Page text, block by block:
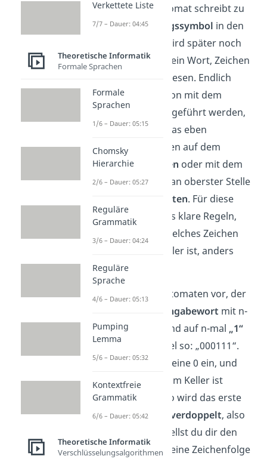
Problem! Der Automat schreibt zu
Beginn dasAnfangssymbol in den
, dieses wird später noch
wichtig. Jetzt wird ein Wort, Zeichen
für Zeichen, eingelesen. Endlich
kann eine Operation mit dem
Kellerspeicher ausgeführt werden,
wie zum Beispiel das eben
eingelesene Zeichen auf dem
Speicher abzulegen oder mit dem
aktuellen Zeichen an oberster Stelle
verwerten. Für diese
Verwertung gibt es klare Regeln,
die, je nachdem, welches Zeichen
das oberste im Keller ist, anders
aussehen.
Stelle dir einen Automaten vor, der
Eingabewort mit n-
mal„0“ beginnt und auf n-mal „1“
endet, zum Beispiel so: „000111“.
Liest der Automat eine 0 ein, und
das erste Zeichen im Keller ist
ebenfalls eine 0, so wird das erste
Zeichen im Keller verdoppelt, also
zu „00“. Hierbei stellst du dir den
Keller einfach wie eine Zeichenfolge
Verkettete Liste
7/7 – Dauer: 04:45
Theoretische Informatik
Formale Sprachen
Formale
Sprachen
1/6 – Dauer: 05:15
Chomsky
Hierarchie
2/6 – Dauer: 05:27
Reguläre
Grammatik
3/6 – Dauer: 04:24
Reguläre
Sprache
4/6 – Dauer: 05:13
Pumping
Lemma
5/6 – Dauer: 05:32
Kontextfreie
Grammatik
6/6 – Dauer: 05:42
Theoretische Informatik
Verschlüsselungsalgorithmen